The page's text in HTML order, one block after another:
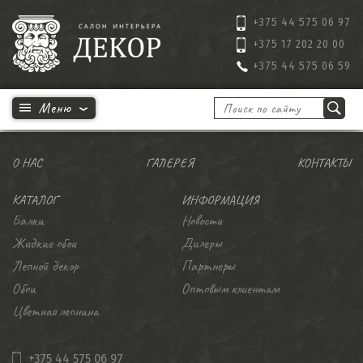
+375 44 575 06 97
+375 17 202 20 00
+375 44 575 06 59
Ничего не найдено
вернуться на главную страницу
О НАС ГАЛЕРЕЯ КОНТАКТЫ
КАТАЛОГ
Балки
Жидкие обои
Лепной декор
Обои
Цветная лепнина
ИНФОРМАЦИЯ
Новости
Дилеры
Партнеры
Оптовым клиентам
+375 44 575 06 97